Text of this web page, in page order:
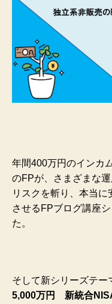
年間400万円のインカ
のFPが、さまざまな
リスクを斬り、本当
させるFPブログ講座
た。
そして新シリーズテー
5,000万円 新統合